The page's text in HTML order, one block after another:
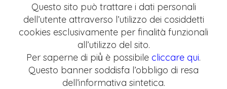
Questo sito può trattare i dati personali
dell’utente attraverso l’utilizzo dei cosiddetti
cookies esclusivamente per finalità funzionali
all’utilizzo del sito.
Per saperne di più̀ è possibile cliccare qui.
Questo banner soddisfa l’obbligo di resa
dell’informativa sintetica.